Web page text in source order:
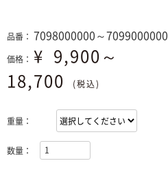
品番： 7098000000～7099000000
価格： ¥ 9,900～
18,700
(税込)
重量：
数量：